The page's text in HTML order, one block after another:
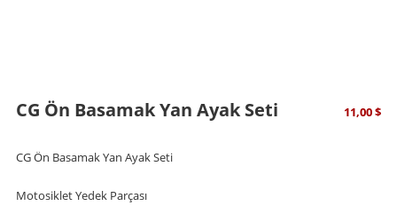
CG Ön Basamak Yan Ayak Seti 11,00$
CG Ön Basamak Yan Ayak Seti
Motosiklet Yedek Parçası